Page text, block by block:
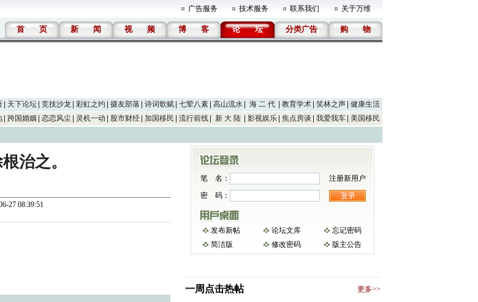
广告服务 技术服务 联系我们 关于万维
首 页 新 闻 视 频 博 客 论 坛 分类广告 购 物
天下论坛 竞技沙龙 彩虹之约 摄友部落 诗词歌赋 七荤八素 高山流水 海 二 代 教育学术 笑林之声
健康生活
跨国婚姻 恋恋风尘 灵机一动 股市财经 加国移民 流行前线 新 大 陆 影视娱乐 焦点房谈 我爱我车 美国移民
治之。
27 08:39:51
笔 名：
注册新用户
密 码：
发布新帖 论坛文库
忘记密码
简洁版
修改密码 版主公告
一周点击热帖 更多>>